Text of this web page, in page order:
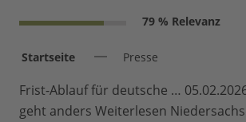
79 % Relevanz
Startseite Presse
Frist-Ablauf für deutsche …
geht anders Weiterlesen